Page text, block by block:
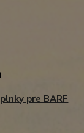
pre BARF